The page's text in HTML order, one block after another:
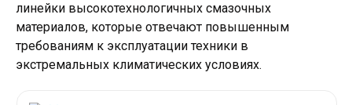
линейки высокотехнологичных смазочных
материалов, которые отвечают повышенным
требованиям к эксплуатации техники в
экстремальных климатических условиях.